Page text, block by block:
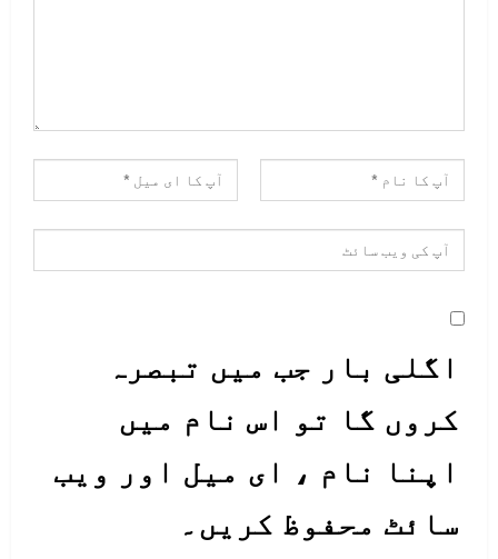
اگلی بار جب میں تبصرہ
کروں گا تو اس نام میں
اپنا نام ، ای میل اور ویب
سائٹ محفوظ کریں۔